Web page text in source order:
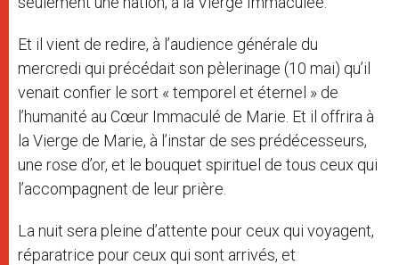
Et il vient de redire, à l’audience générale du
mercredi qui précédait son pèlerinage (10 mai) qu’il
venait confier le sort « temporel et éternel » de
l’humanité au Cœur Immaculé de Marie. Et il offrira à
la Vierge de Marie, à l’instar de ses prédécesseurs,
une rose d’or, et le bouquet spirituel de tous ceux qui
l’accompagnent de leur prière.
La nuit sera pleine d’attente pour ceux qui voyagent,
réparatrice pour ceux qui sont arrivés, et